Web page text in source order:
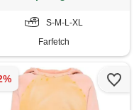
S-M-L-XL
Farfetch